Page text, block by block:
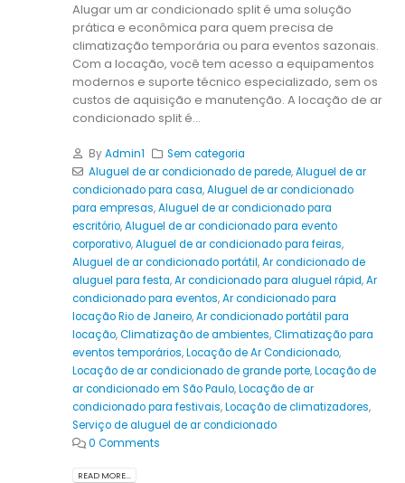
Alugar um ar condicionado split é uma solução
prática e econômica para quem precisa de
climatização temporária ou para eventos sazonais.
Com a locação, você tem acesso a equipamentos
modernos e suporte técnico especializado, sem os
custos de aquisição e manutenção. A locação de ar
condicionado split é...
ByAdmin1
Sem categoria
Aluguel de ar condicionado de parede,Aluguel de ar
condicionado para casa,Aluguel de ar condicionado
para empresas,Aluguel de ar condicionado para
escritório,Aluguel de ar condicionado para evento
corporativo,Aluguel de ar condicionado para feiras,
Aluguel de ar condicionado portátil,Ar condicionado de
aluguel para festa,Ar condicionado para aluguel rápid,Ar
condicionado para eventos,Ar condicionado para
locação Rio de Janeiro,Ar condicionado portátil para
locação,Climatização de ambientes,Climatização para
eventos temporários,Locação de Ar Condicionado,
Locação de ar condicionado de grande porte,Locação de
ar condicionado em São Paulo,Locação de ar
condicionado para festivais,Locação de climatizadores,
Serviço de aluguel de ar condicionado
0 Comments
READ MORE...